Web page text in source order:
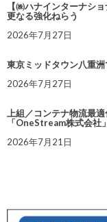
【㈱ハナインターナシ
更なる強化ねらう
2026年7月27日
東京ミッドタウン八重
2026年7月27日
上組／コンテナ物流最
「OneStream株式会社
2026年7月21日